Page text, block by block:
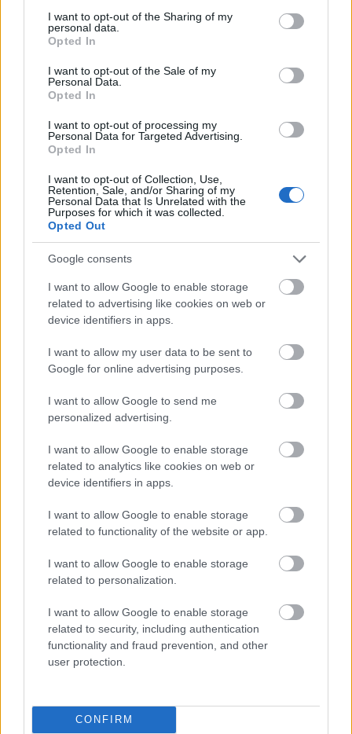
not limited to your visit or usage behaviour. You may click to
grant or deny consent to Google and its third-party tags to
use your data for below specified purposes in below Google
consent section.
I want to opt-out of the Sharing of my
personal data.
Opted In
I want to opt-out of the Sale of my
Personal Data.
Opted In
I want to opt-out of processing my
Personal Data for Targeted Advertising.
Opted In
I want to opt-out of Collection, Use,
Retention, Sale, and/or Sharing of my
Personal Data that Is Unrelated with the
Purposes for which it was collected.
Opted Out
Google consents
I want to allow Google to enable storage
related to advertising like cookies on web or
device identifiers in apps.
I want to allow my user data to be sent to
Google for online advertising purposes.
I want to allow Google to send me
personalized advertising.
I want to allow Google to enable storage
related to analytics like cookies on web or
device identifiers in apps.
I want to allow Google to enable storage
related to functionality of the website or app.
I want to allow Google to enable storage
related to personalization.
I want to allow Google to enable storage
related to security, including authentication
functionality and fraud prevention, and other
user protection.
CONFIRM
titular en la visita del Eibar a Heliópolis.
La temporada pasada promedió 4,82 puntos por partido, por
lo que puede ser más que un refuerzo de última hora y
hacerse un hueco en tu equipo.
Marcos Mauro (Cádiz, defensa, 780.000)
El argentino volverá a suplir, casi con total seguridad, la
baja de Cala en el centro de la defensa del Cádiz. Por casi
800.000 euros, un buen parche para esta jornada. Además,
los amarillos juegan como visitantes y ahí suelen rendir
mejor que como locales, con 4 victorias en 5 partidos y
Actualidad Comunio: Silva, Gayà.....sigue la plaga de
lesiones
David Silva, Gayà, Montoro, Aitor
Fernández....la plaga de lesiones
sigue azotando a los clubes de
LaLiga. Repasamos las últimas
Karim Rekik (Sevilla, defensa, 520.000)
Una apuesta ideal para los amantes del riesgo. Con
Escudero y Acuña lesionados, Lopetegui tendrá que
Huesca del próximo sábado.
ante el Krasnodar, por lo que puede ser la opción elegida
por el técnico vasco para ese partido. El neerlandés aún no
ha disputado minutos esta temporada.